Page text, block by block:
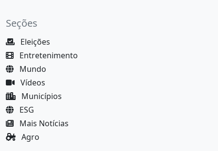
Seções
Eleições
Entretenimento
Mundo
Vídeos
Municípios
ESG
Mais Notícias
Agro